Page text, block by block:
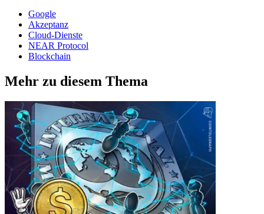
Google
Akzeptanz
Cloud-Dienste
NEAR Protocol
Blockchain
Mehr zu diesem Thema